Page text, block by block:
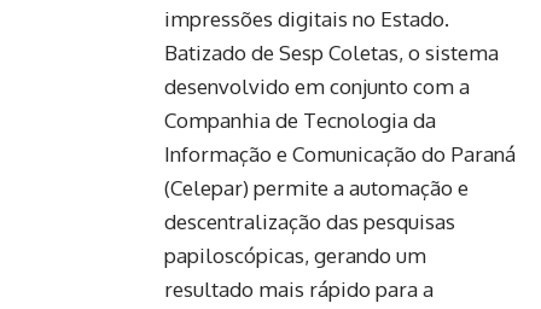
impressões digitais no Estado.
Batizado de Sesp Coletas, o sistema
desenvolvido em conjunto com a
Companhia de Tecnologia da
Informação e Comunicação do Paraná
(Celepar) permite a automação e
descentralização das pesquisas
papiloscópicas, gerando um
resultado mais rápido para a